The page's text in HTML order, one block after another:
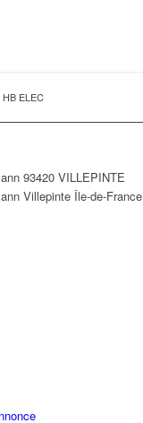
HB ELEC
93420 VILLEPINTE
Villepinte Île-de-France